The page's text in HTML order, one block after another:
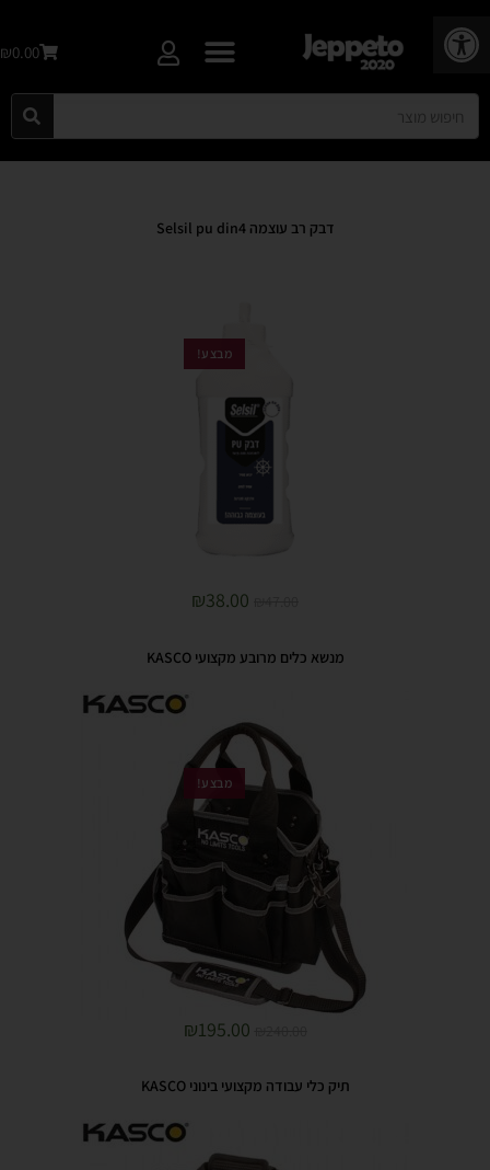
פתח סרגל נגישות
₪0.00
דבק רב עוצמה Selsil pu din4
מבצע!
₪38.00
מנשא כלים מרובע מקצועי KASCO
מבצע!
₪195.00
תיק כלי עבודה מקצועי בינוני KASCO